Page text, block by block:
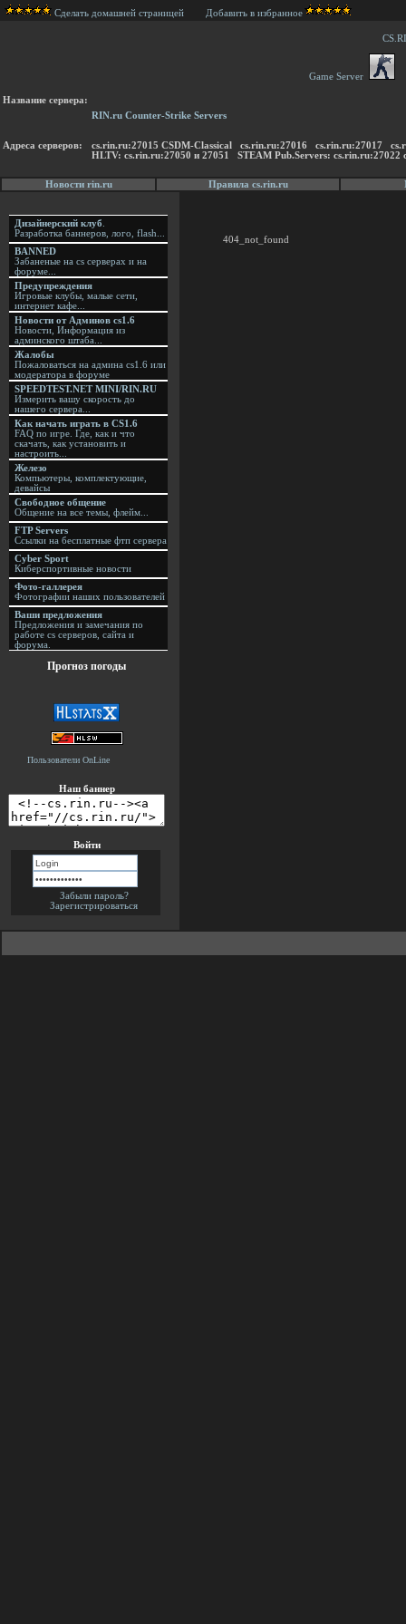
Сделать домашней страницей Добавить в избранное
Game Server
Название сервера:
RIN.ru Counter-Strike Servers
Адреса серверов:
cs.rin.ru:27015 CSDM-Classical cs.rin.ru:27016 cs.rin.ru:27017
HLTV: cs.rin.ru:27050 и 27051 STEAM Pub.Servers: cs.rin.ru:27022
Новости rin.ru Правила cs.rin.ru
Дизайнерский клуб
Разработка баннеров, лого, flash...
BANNED
Забаненые на cs серверах и на
форуме...
Предупреждения
Игровые клубы, малые сети,
интернет кафе...
Новости от Админов cs1.6
Новости, Информация из
админского штаба...
Жалобы
Пожаловаться на админа cs1.6 или
модератора в форуме
SPEEDTEST.NET MINI/RIN.RU
Измерить вашу скорость до
нашего сервера...
Как начать играть в CS1.6
FAQ по игре. Где, как и что
скачать, как установить и
настроить...
Железо
Компьютеры, комплектующие,
девайсы
Свободное общение
Общение на все темы, флейм...
FTP Servers
Ссылки на бесплатные фтп сервера
Cyber Sport
Киберспортивные новости
Фото-галлерея
Фотографии наших пользователей
Ваши предложения
Предложения и замечания по
работе cs серверов, сайта и
форума.
Прогноз погоды
Пользователи OnLine
Наш баннер
Войти
Забыли пароль?
Зарегистрироваться
404_not_found